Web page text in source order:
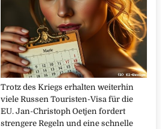
Trotz des Kriegs erhalten weiterhin
viele Russen Touristen-Visa für die
EU. Jan-Christoph Oetjen fordert
strengere Regeln und eine schnelle